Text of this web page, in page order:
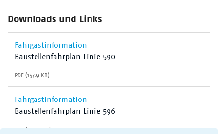
Downloads und Links
Fahrgastinformation
Baustellenfahrplan Linie 590
PDF (157.9 KB)
Fahrgastinformation
Baustellenfahrplan Linie 596